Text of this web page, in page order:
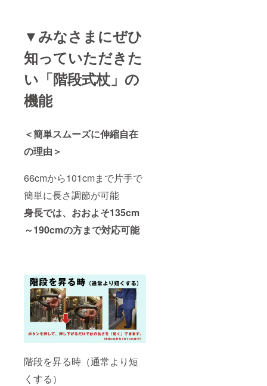
▼みなさまにぜひ
知っていただきた
い「階段式杖」の
機能
＜簡単スムーズに伸縮自在
の理由＞
66cmから101cmまで片手で
簡単に長さ調節が可能
身長では、おおよそ135cm
～190cmの方まで対応可能
階段を昇る時（通常より短
くする）